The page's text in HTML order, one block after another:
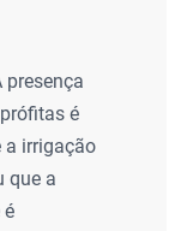
presença
é
a irrigação
que a
é